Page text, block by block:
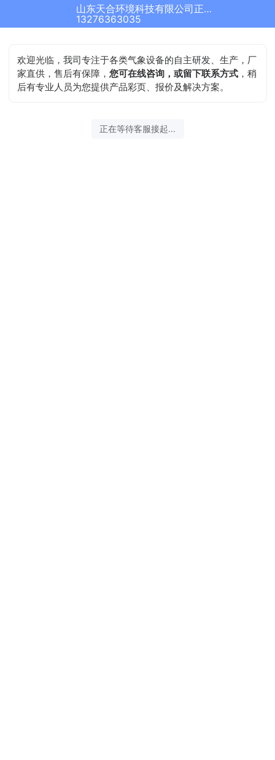
山东天合环境科技有限公司正在为您服务
13276363035
欢迎光临，我司专注于各类气象设备的自主研发、生产，厂
家直供，售后有保障，您可在线咨询，或留下联系方式 ，稍
后有专业人员为您提供产品彩页、报价及解决方案。
正在等待客服接起...